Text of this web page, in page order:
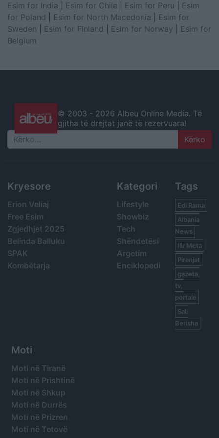
Esim for India
Esim for Chile Esim for Peru
Esim
for Poland
Esim for North Macedonia
Esim for
Sweden
Esim for Finland Esim for Norway
Esim for
Belgium
© 2003 - 2026 Albeu Online Media. Të
gjitha të drejtat janë të rezervuara!
Search
Kryesore
Erion Veliaj
Free Esim
Zgjedhjet 2025
Belinda Balluku
SPAK
Kombëtarja
Kategori
Lifestyle
Showbiz
Tech
Shëndetësi
Argetim
Enciklopedi
Tags
Edi Rama
Albania
News
Ilir Meta
Piranjat
gazeta,
tv,
portale
Sali
Berisha
Moti
Moti në Tiranë
Moti në Prishtinë
Moti në Shkup
Moti në Durrës
Moti në Prizren
Moti në Tetovë